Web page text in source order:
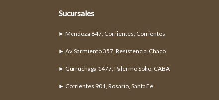
Sucursales
► Mendoza 847, Corrientes, Corrientes
► Av. Sarmiento 357, Resistencia, Chaco
► Gurruchaga 1477, Palermo Soho, CABA
► Corrientes 901, Rosario, Santa Fe